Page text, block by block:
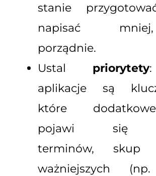
stanie
napisać
porządnie.
Ustal priorytety
aplikacje są
które
pojawi się
terminów,
ważniejszych